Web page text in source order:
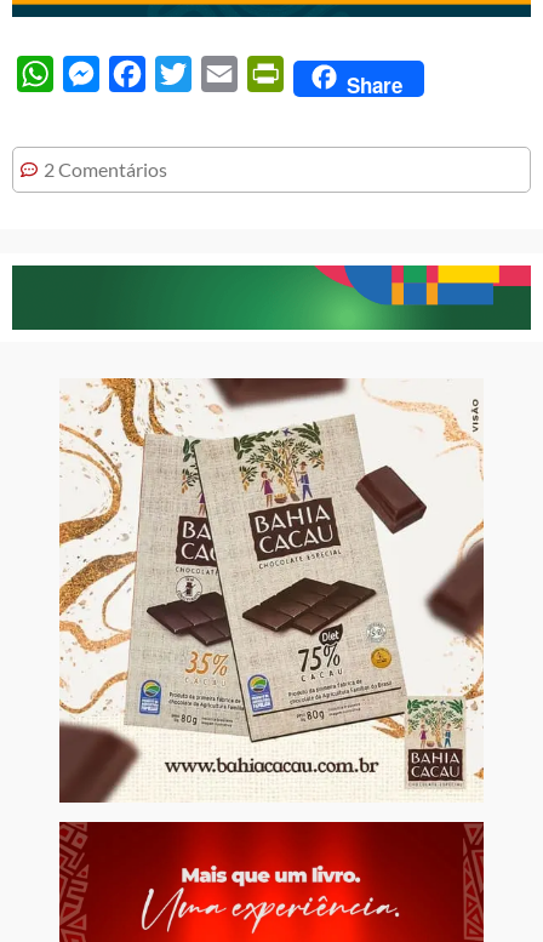
WhatsAppMessengerFacebook
Twitter Email PrintFriendly
Share
2 Comentários